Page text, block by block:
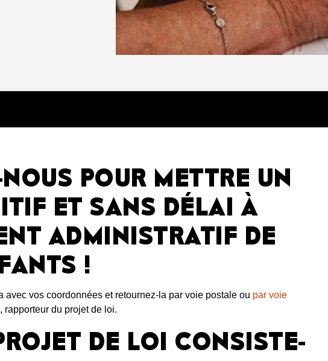
POUR METTRE UN
ET SANS DÉLAI À
ADMINISTRATIF DE
!
avec vos coordonnées et retournez-la par voie postale ou par voie
du projet de loi.
DE LOI CONSISTE-